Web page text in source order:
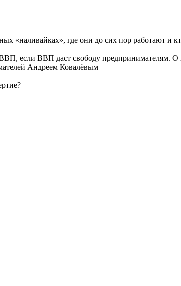
«наливайках», где они до сих пор работают и
если ВВП даст свободу предпринимателям. О
Андреем Ковалёвым